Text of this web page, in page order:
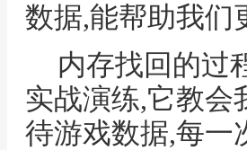
数据,能帮助我们
内存找回的过
实战演练,它教会
待游戏数据,每一